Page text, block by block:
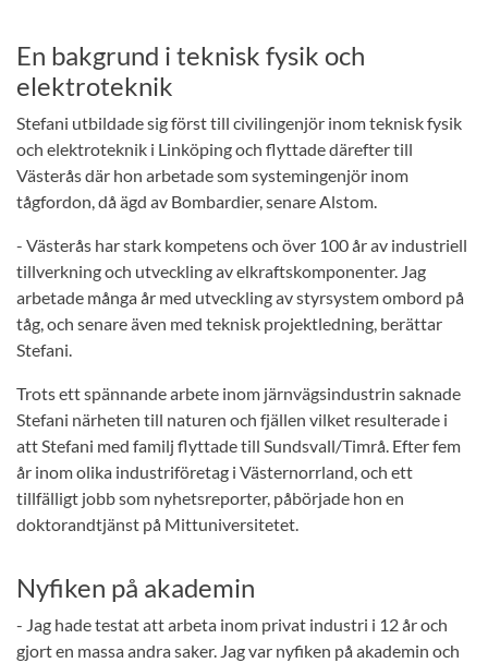
En bakgrund i teknisk fysik och
elektroteknik
Stefani utbildade sig först till civilingenjör inom teknisk fysik
och elektroteknik i Linköping och flyttade därefter till
Västerås där hon arbetade som systemingenjör inom
tågfordon, då ägd av Bombardier, senare Alstom.
- Västerås har stark kompetens och över 100 år av industriell
tillverkning och utveckling av elkraftskomponenter. Jag
arbetade många år med utveckling av styrsystem ombord på
tåg, och senare även med teknisk projektledning, berättar
Stefani.
Trots ett spännande arbete inom järnvägsindustrin saknade
Stefani närheten till naturen och fjällen vilket resulterade i
att Stefani med familj flyttade till Sundsvall/Timrå. Efter fem
år inom olika industriföretag i Västernorrland, och ett
tillfälligt jobb som nyhetsreporter, påbörjade hon en
doktorandtjänst på Mittuniversitetet.
Nyfiken på akademin
- Jag hade testat att arbeta inom privat industri i 12 år och
gjort en massa andra saker. Jag var nyfiken på akademin och